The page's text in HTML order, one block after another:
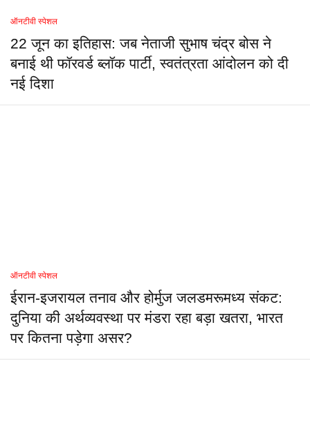
ऑनटीवी स्पेशल
22 जून का इतिहास: जब नेताजी सुभाष चंद्र बोस ने
बनाई थी फॉरवर्ड ब्लॉक पार्टी, स्वतंत्रता आंदोलन को दी
नई दिशा
ऑनटीवी स्पेशल
ईरान-इजरायल तनाव और होर्मुज जलडमरूमध्य संकट:
दुनिया की अर्थव्यवस्था पर मंडरा रहा बड़ा खतरा, भारत
पर कितना पड़ेगा असर?